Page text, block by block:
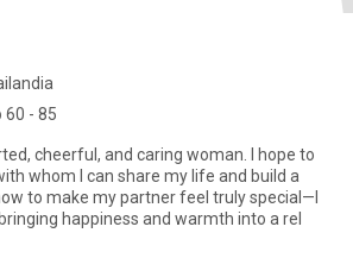
60 - 85
cheerful, and caring woman. I hope to
whom I can share my life and build a
to make my partner feel truly special—I
happiness and warmth into a rel